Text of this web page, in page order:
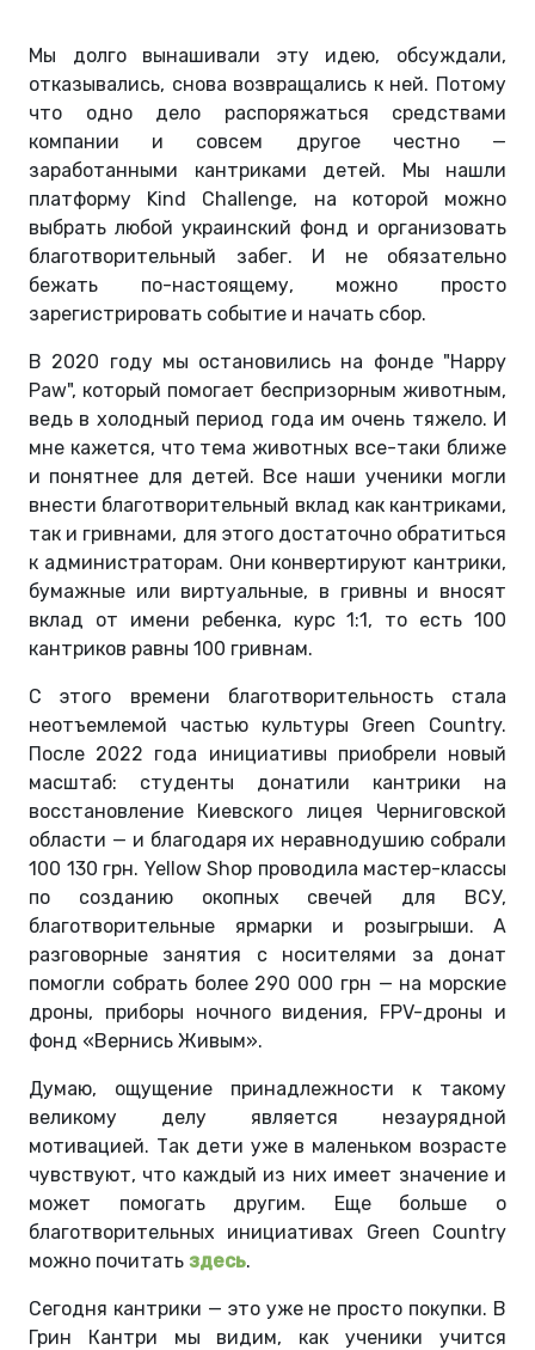
Мы долго вынашивали эту идею, обсуждали,
отказывались, снова возвращались к ней. Потому
что одно дело распоряжаться средствами
компании и совсем другое честно —
заработанными кантриками детей. Мы нашли
платформу Kind Challenge, на которой можно
выбрать любой украинский фонд и организовать
благотворительный забег. И не обязательно
бежать по-настоящему, можно просто
зарегистрировать событие и начать сбор.
В 2020 году мы остановились на фонде "Happy
Paw", который помогает беспризорным животным,
ведь в холодный период года им очень тяжело. И
мне кажется, что тема животных все-таки ближе
и понятнее для детей. Все наши ученики могли
внести благотворительный вклад как кантриками,
так и гривнами, для этого достаточно обратиться
к администраторам. Они конвертируют кантрики,
бумажные или виртуальные, в гривны и вносят
вклад от имени ребенка, курс 1:1, то есть 100
кантриков равны 100 гривнам.
С этого времени благотворительность стала
неотъемлемой частью культуры Green Country.
После 2022 года инициативы приобрели новый
масштаб: студенты донатили кантрики на
восстановление Киевского лицея Черниговской
области — и благодаря их неравнодушию собрали
100 130 грн. Yellow Shop проводила мастер-классы
по созданию окопных свечей для ВСУ,
благотворительные ярмарки и розыгрыши. А
разговорные занятия с носителями за донат
помогли собрать более 290 000 грн — на морские
дроны, приборы ночного видения, FPV-дроны и
фонд «Вернись Живым».
Думаю, ощущение принадлежности к такому
великому делу является незаурядной
мотивацией. Так дети уже в маленьком возрасте
чувствуют, что каждый из них имеет значение и
может помогать другим. Еще больше о
благотворительных инициативах Green Country
можно почитать здесь.
Сегодня кантрики — это уже не просто покупки. В
Грин Кантри мы видим, как ученики учится